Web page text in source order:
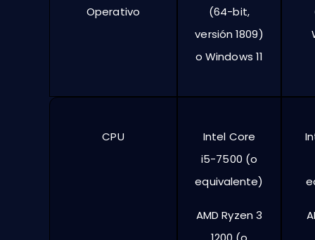
Operativo
(64-bit,
versión 1809)
o Windows 11
CPU
Intel Core
i5-7500 (o
equivalente)
AMD Ryzen 3